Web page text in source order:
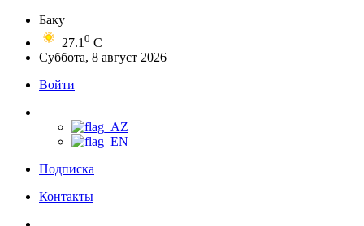
Баку
27.1 0 C
Суббота, 8 август 2026
Войти
Подписка
Контакты